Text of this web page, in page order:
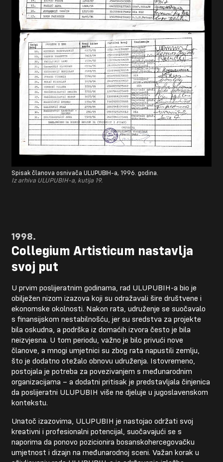
Spisak članova osnivača ULUPUBIH-a, 1996. godina.
Iz arhiva ULUPUBIH-a, kutija 19.
Collegium Artisticum nastavlja
svoj put
U prvim poslijeratnim godinama, rad ULUPUBIH-a bio je
obilježen nizom izazova koji su odražavali šire društvene i
ekonomske okolnosti. Nakon rata, udruženje se suočavalo
s finansijskom nestabilnošću, jer su sredstva za projekte
bila oskudna, a podrška iz domaćih izvora često je bila
neizvjesna. U tom periodu, važno je bilo privući nove
članove, a mnogi umjetnici su zbog rata napustili zemlju,
što je dodatno otežalo obnovu udruženja. Istovremeno,
postojala je potreba za povezivanjem s međunarodnim
organizacijama – a dodatni pritisak je predstavljala činjenica
da poslijeratni ULUPUBIH više ne djeluje u jugoslavenskom
kontekstu.
Unatoč izazovima, ULUPUBIH je nastojao održati svoj
kreativni i profesionalni potencijal, suočavajući se s
naporima da ponovo pozicionira bosanskohercegovačku
umjetnost i dizajn na međunarodnoj sceni. Važan korak u
1998.